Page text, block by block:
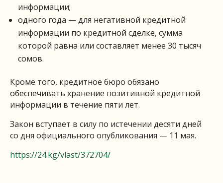
информации;
одного года — для негативной кредитной
информации по кредитной сделке, сумма
которой равна или составляет менее 30 тысяч
сомов.
Кроме того, кредитное бюро обязано
обеспечивать хранение позитивной кредитной
информации в течение пяти лет.
Закон вступает в силу по истечении десяти дней
со дня официального опубликования — 11 мая.
https://24.kg/vlast/372704/